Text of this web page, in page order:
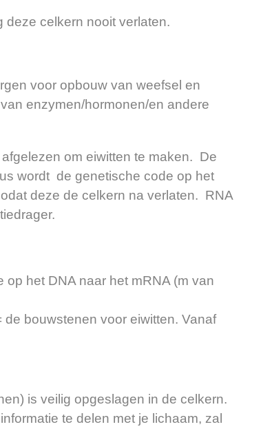
deze celkern nooit verlaten.
voor opbouw van weefsel en
enzymen/hormonen/en andere
om eiwitten te maken. De
wordt de genetische code op het
deze de celkern na verlaten. RNA
het DNA naar het mRNA (m van
bouwstenen voor eiwitten. Vanaf
is veilig opgeslagen in de celkern.
te delen met je lichaam, zal